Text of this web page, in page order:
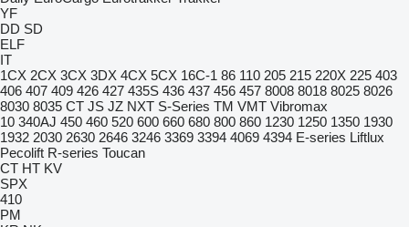
YF
DD SD
ELF
IT
1CX 2CX 3CX 3DX 4CX 5CX 16C-1 86 110 205 215 220X 225 403
406 407 409 426 427 435S 436 437 456 457 8008 8018 8025 8026
8030 8035 CT JS JZ NXT S-Series TM VMT Vibromax
10 340AJ 450 460 520 600 660 680 800 860 1230 1250 1350 1930
1932 2030 2630 2646 3246 3369 3394 4069 4394 E-series Liftlux
Pecolift R-series Toucan
CT HT KV
SPX
410
PM